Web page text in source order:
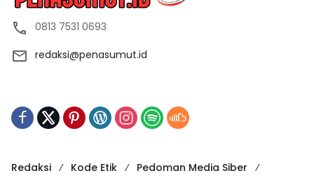
0813 7531 0693
redaksi@penasumut.id
Redaksi Kode Etik Pedoman Media Siber